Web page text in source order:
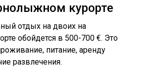
курорте
отдых на двоих на
обойдется в 500-700 €. Это
питание, аренду
развлечения.